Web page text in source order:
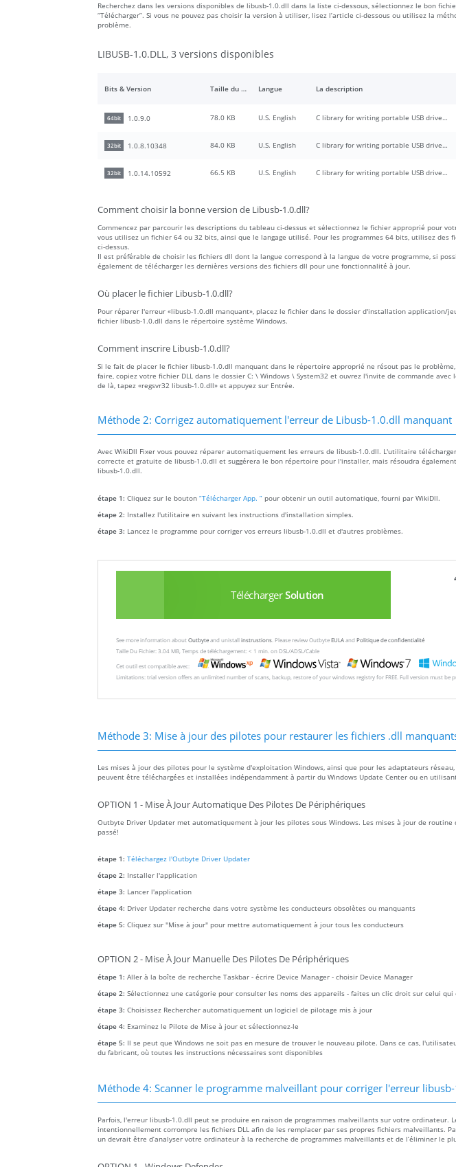
Recherchez dans les versions disponibles de libusb-1.0.dll dans la liste ci-dessous, sélectionnez le bon
“Télécharger”. Si vous ne pouvez pas choisir la version à utiliser, lisez l’article ci-dessous ou utilisez la
problème.
LIBUSB-1.0.DLL, 3 versions disponibles
Bits & Version Taille du fichier Langue La description
64bit 1.0.9.0 78.0 KB U.S. English C library for writing portable USB drivers in userspace
32bit 1.0.8.10348 84.0 KB U.S. English C library for writing portable USB drivers in userspace
32bit 1.0.14.10592 66.5 KB U.S. English C library for writing portable USB drivers in userspace
Comment choisir la bonne version de Libusb-1.0.dll?
Commencez par parcourir les descriptions du tableau ci-dessus et sélectionnez le fichier approprié pour
vous utilisez un fichier 64 ou 32 bits, ainsi que le langage utilisé. Pour les programmes 64 bits, utilisez des
ci-dessus.
Il est préférable de choisir les fichiers dll dont la langue correspond à la langue de votre programme, si
également de télécharger les dernières versions des fichiers dll pour une fonctionnalité à jour.
Où placer le fichier Libusb-1.0.dll?
Pour réparer l'erreur «libusb-1.0.dll manquant», placez le fichier dans le dossier d'installation application/
fichier libusb-1.0.dll dans le répertoire système Windows.
Comment inscrire Libusb-1.0.dll?
Si le fait de placer le fichier libusb-1.0.dll manquant dans le répertoire approprié ne résout pas le
faire, copiez votre fichier DLL dans le dossier C: \ Windows \ System32 et ouvrez l'invite de commande
de là, tapez «regsvr32 libusb-1.0.dll» et appuyez sur Entrée.
Méthode 2: Corrigez automatiquement l'erreur de Libusb-1.0.dll manquant
Avec WikiDll Fixer vous pouvez réparer automatiquement les erreurs de libusb-1.0.dll. L'utilitaire
correcte et gratuite de libusb-1.0.dll et suggérera le bon répertoire pour l'installer, mais résoudra
libusb-1.0.dll.
étape 1: Cliquez sur le bouton “Télécharger App. ” pour obtenir un outil automatique, fourni par WikiDll.
étape 2: Installez l'utilitaire en suivant les instructions d'installation simples.
étape 3: Lancez le programme pour corriger vos erreurs libusb-1.0.dll et d'autres problèmes.
TéléchargerSolution
See more information about Outbyteand unistallinstrustions . Please review OutbyteEULAandPolitique de confidentialité
Taille Du Fichier: 3.04 MB, Temps de téléchargement: < 1 min. on DSL/ADSL/Cable
Cet outil est compatible avec:
Limitations: trial version offers an unlimited number of scans, backup, restore of your windows registry for FREE. Full version must be
Méthode 3: Mise à jour des pilotes pour restaurer les fichiers .dll
Les mises à jour des pilotes pour le système d'exploitation Windows, ainsi que pour les adaptateurs
peuvent être téléchargées et installées indépendamment à partir du Windows Update Center ou en
OPTION 1 - Mise À Jour Automatique Des Pilotes De Périphériques
Outbyte Driver Updater met automatiquement à jour les pilotes sous Windows. Les mises à jour de
passé!
étape 1: Téléchargez l'Outbyte Driver Updater
étape 2: Installer l'application
étape 3: Lancer l'application
étape 4: Driver Updater recherche dans votre système les conducteurs obsolètes ou manquants
étape 5: Cliquez sur "Mise à jour" pour mettre automatiquement à jour tous les conducteurs
OPTION 2 - Mise À Jour Manuelle Des Pilotes De Périphériques
étape 1: Aller à la boîte de recherche Taskbar - écrire Device Manager - choisir Device Manager
étape 2: Sélectionnez une catégorie pour consulter les noms des appareils - faites un clic droit sur celui
étape 3: Choisissez Rechercher automatiquement un logiciel de pilotage mis à jour
étape 4: Examinez le Pilote de Mise à jour et sélectionnez-le
étape 5: Il se peut que Windows ne soit pas en mesure de trouver le nouveau pilote. Dans ce cas,
du fabricant, où toutes les instructions nécessaires sont disponibles
Méthode 4: Scanner le programme malveillant pour corriger l'erreur
Parfois, l'erreur libusb-1.0.dll peut se produire en raison de programmes malveillants sur votre ordinateur.
intentionnellement corrompre les fichiers DLL afin de les remplacer par ses propres fichiers malveillants.
un devrait être d’analyser votre ordinateur à la recherche de programmes malveillants et de l’éliminer le